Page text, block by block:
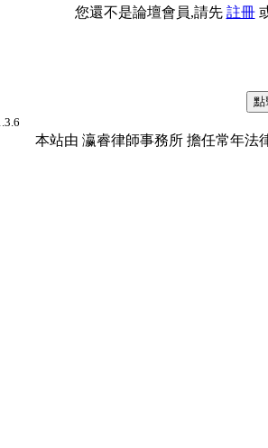
您還不是論壇會員,請先 註冊
本站由 瀛睿律師事務所 擔任常年法